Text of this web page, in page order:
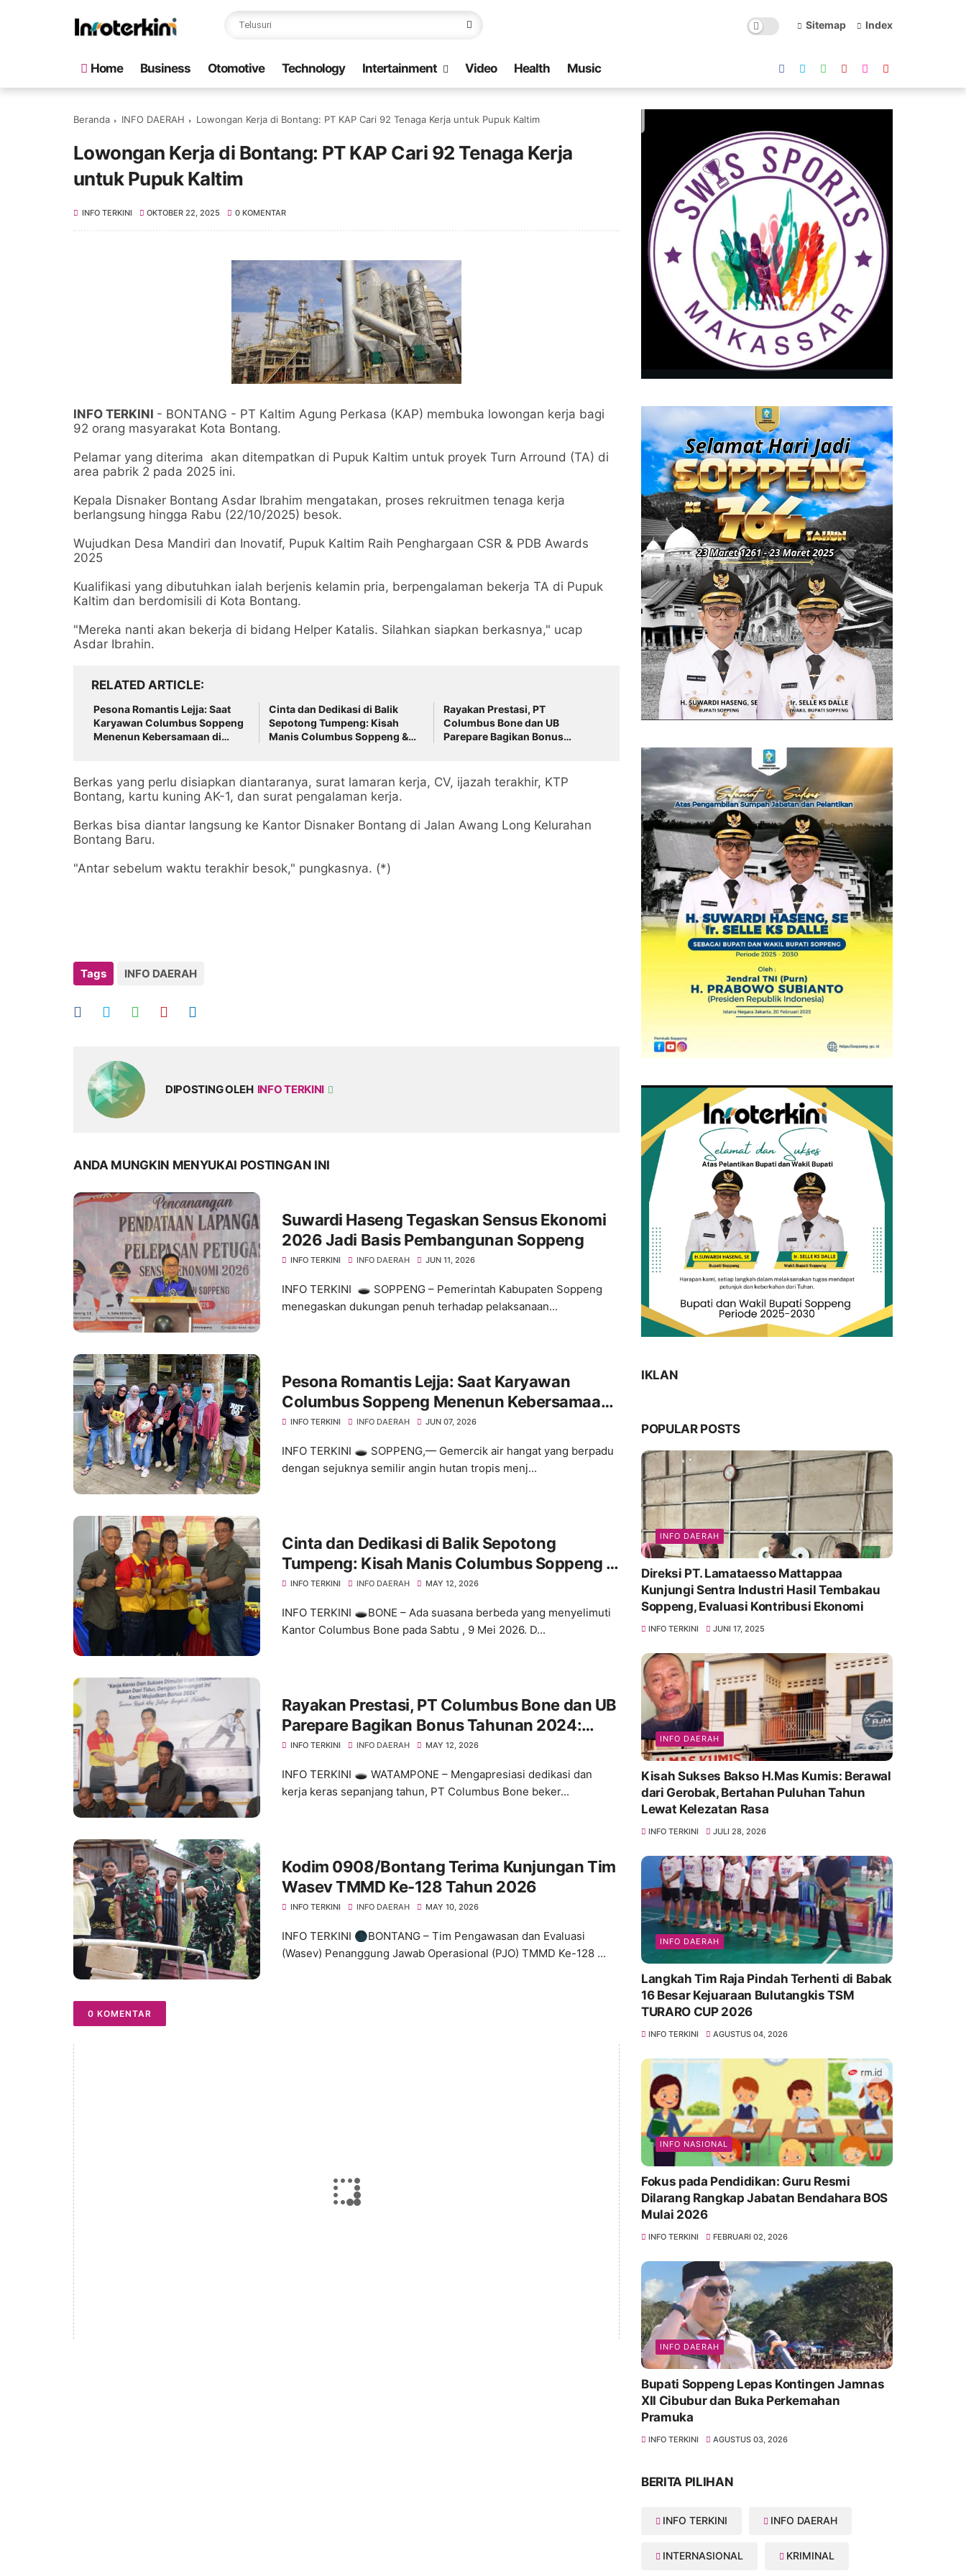
Sitemap Index
Home Business Otomotive Technology Intertainment Video Health Music
Beranda INFO DAERAH Lowongan Kerja di Bontang: PT KAP Cari 92 Tenaga Kerja untuk Pupuk Kaltim
Lowongan Kerja di Bontang: PT KAP Cari 92 Tenaga Kerja
untuk Pupuk Kaltim
INFO TERKINI OKTOBER 22, 2025 0 KOMENTAR
INFO TERKINI - BONTANG - PT Kaltim Agung Perkasa (KAP) membuka lowongan kerja bagi
92 orang masyarakat Kota Bontang.
Pelamar yang diterima akan ditempatkan di Pupuk Kaltim untuk proyek Turn Arround (TA) di
area pabrik 2 pada 2025 ini.
Kepala Disnaker Bontang Asdar Ibrahim mengatakan, proses rekruitmen tenaga kerja
berlangsung hingga Rabu (22/10/2025) besok.
Wujudkan Desa Mandiri dan Inovatif, Pupuk Kaltim Raih Penghargaan CSR & PDB Awards
2025
Kualifikasi yang dibutuhkan ialah berjenis kelamin pria, berpengalaman bekerja TA di Pupuk
Kaltim dan berdomisili di Kota Bontang.
"Mereka nanti akan bekerja di bidang Helper Katalis. Silahkan siapkan berkasnya," ucap
Asdar Ibrahin.
RELATED ARTICLE
Pesona Romantis Lejja: Saat
Karyawan Columbus Soppeng
Menenun Kebersamaan di
Cinta dan Dedikasi di Balik
Sepotong Tumpeng: Kisah
Manis Columbus Soppeng &
Rayakan Prestasi, PT
Columbus Bone dan UB
Parepare Bagikan Bonus
Berkas yang perlu disiapkan diantaranya, surat lamaran kerja, CV, ijazah terakhir, KTP
Bontang, kartu kuning AK-1, dan surat pengalaman kerja.
Berkas bisa diantar langsung ke Kantor Disnaker Bontang di Jalan Awang Long Kelurahan
Bontang Baru.
"Antar sebelum waktu terakhir besok," pungkasnya. (*)
Tags INFO DAERAH
DIPOSTING OLEH INFO TERKINI
ANDA MUNGKIN MENYUKAI POSTINGAN INI
Suwardi Haseng Tegaskan Sensus Ekonomi
2026 Jadi Basis Pembangunan Soppeng
INFO TERKINI INFO DAERAH JUN 11, 2026
INFO TERKINI 🕳️ SOPPENG – Pemerintah Kabupaten Soppeng
menegaskan dukungan penuh terhadap pelaksanaan...
Pesona Romantis Lejja: Saat Karyawan
Columbus Soppeng Menenun Kebersamaan
di Tengah Hangatnya Sumber Mata Air
INFO TERKINI INFO DAERAH JUN 07, 2026
INFO TERKINI 🕳️ ​SOPPENG,— Gemercik air hangat yang berpadu
dengan sejuknya semilir angin hutan tropis menj...
Cinta dan Dedikasi di Balik Sepotong
Tumpeng: Kisah Manis Columbus Soppeng &
Tator di Bone
INFO TERKINI INFO DAERAH MAY 12, 2026
INFO TERKINI 🕳️​BONE – Ada suasana berbeda yang menyelimuti
Kantor Columbus Bone pada Sabtu , 9 Mei 2026. D...
Rayakan Prestasi, PT Columbus Bone dan UB
Parepare Bagikan Bonus Tahunan 2024:
"Sukses Dimulai dari Tindakan!"
INFO TERKINI INFO DAERAH MAY 12, 2026
INFO TERKINI 🕳️ ​WATAMPONE – Mengapresiasi dedikasi dan
kerja keras sepanjang tahun, PT Columbus Bone beker...
Kodim 0908/Bontang Terima Kunjungan Tim
Wasev TMMD Ke-128 Tahun 2026
INFO TERKINI INFO DAERAH MAY 10, 2026
INFO TERKINI 🌑BONTANG – Tim Pengawasan dan Evaluasi
(Wasev) Penanggung Jawab Operasional (PJO) TMMD Ke-128 ...
0 KOMENTAR
IKLAN
POPULAR POSTS
INFO DAERAH
Direksi PT. Lamataesso Mattappaa
Kunjungi Sentra Industri Hasil Tembakau
Soppeng, Evaluasi Kontribusi Ekonomi
INFO TERKINI JUNI 17, 2025
INFO DAERAH
Kisah Sukses Bakso H.Mas Kumis: Berawal
dari Gerobak, Bertahan Puluhan Tahun
Lewat Kelezatan Rasa
INFO TERKINI JULI 28, 2026
INFO DAERAH
Langkah Tim Raja Pindah Terhenti di Babak
16 Besar Kejuaraan Bulutangkis TSM
TURARO CUP 2026
INFO TERKINI AGUSTUS 04, 2026
INFO NASIONAL
Fokus pada Pendidikan: Guru Resmi
Dilarang Rangkap Jabatan Bendahara BOS
Mulai 2026
INFO TERKINI FEBRUARI 02, 2026
INFO DAERAH
Bupati Soppeng Lepas Kontingen Jamnas
XII Cibubur dan Buka Perkemahan
Pramuka
INFO TERKINI AGUSTUS 03, 2026
BERITA PILIHAN
INFO TERKINI INFO DAERAH
INTERNASIONAL KRIMINAL